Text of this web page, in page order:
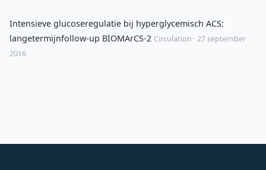
Intensieve glucoseregulatie bij hyperglycemisch ACS:
langetermijnfollow-up BIOMArCS-2 Circulation · 27 september
2016